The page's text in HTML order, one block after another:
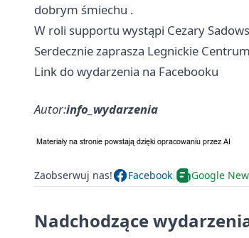
dobrym śmiechu .
W roli supportu wystąpi Cezary
Serdecznie zaprasza Legnickie
Link do wydarzenia na Facebooku
Autor:info_wydarzenia
Zaobserwuj nas! Facebook Google
Nadchodzące